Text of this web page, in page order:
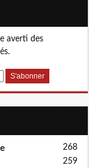
averti des
268
259